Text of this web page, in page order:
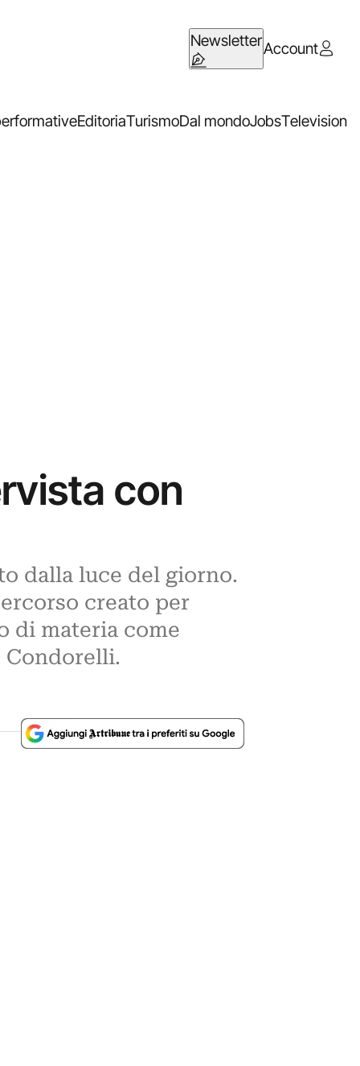
NewsletterAccount
EditoriaTurismoDal mondoJobsTelevision
con
dalla luce del giorno.
creato per
di materia come